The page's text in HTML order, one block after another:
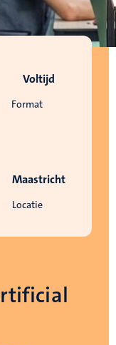
Format
Voltijd
Locatie
Maastricht